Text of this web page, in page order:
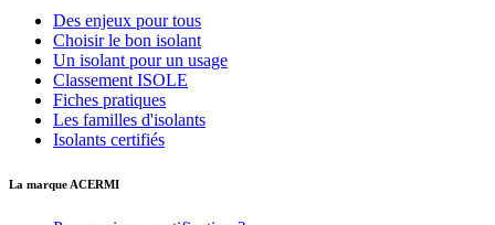
Des enjeux pour tous
Choisir le bon isolant
Un isolant pour un usage
Classement ISOLE
Fiches pratiques
Les familles d'isolants
Isolants certifiés
La marque ACERMI